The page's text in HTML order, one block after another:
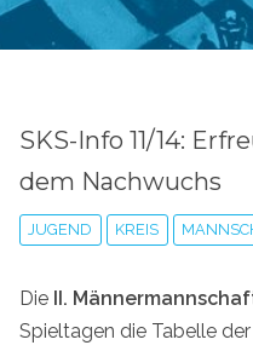
SKS-Info 11/14:
dem Nachwuchs
JUGEND KREIS
Die II.
Spieltagen die Tabelle